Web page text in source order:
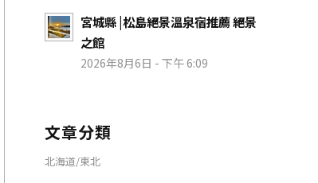
宮城縣 |松島絕景溫泉宿推薦 絕景
之館
2026年8月6日 - 下午 6:09
文章分類
北海道/東北